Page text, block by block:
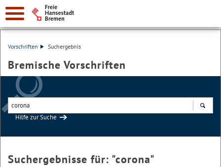
Vorschriften Suchergebnis
Bremische Vorschriften
Hilfe zur Suche
Suchergebnisse für: "corona"